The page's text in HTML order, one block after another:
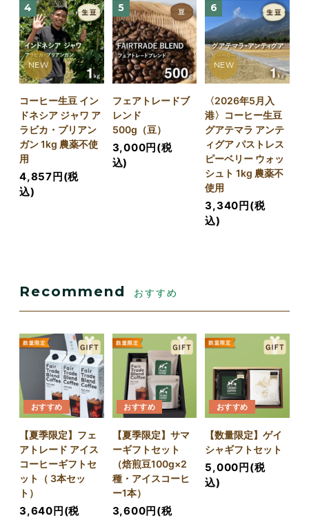
4
NEW
コーヒー生豆 イン
ドネシア ジャワ ア
ラビカ・プリアン
ガン 1kg 農薬不使
用
4,857円(税
込)
5
フェアトレードブ
レンド
500g（豆）
3,000円(税
込)
6
NEW
〈2026年5月入
港〉コーヒー生豆
グアテマラ アンテ
ィグア パストレス
ピーベリー ウォッ
シュト 1kg 農薬不
使用
3,340円(税
込)
Recommend おすすめ
おすすめ
【夏季限定】フェ
アトレード アイス
コーヒーギフトセ
ット（ 3本セッ
ト）
3,640円(税
おすすめ
【夏季限定】サマ
ーギフトセット
（焙煎豆100g×2
種・アイスコーヒ
ー1本）
3,600円(税
おすすめ
【数量限定】ゲイ
シャギフトセット
5,000円(税
込)